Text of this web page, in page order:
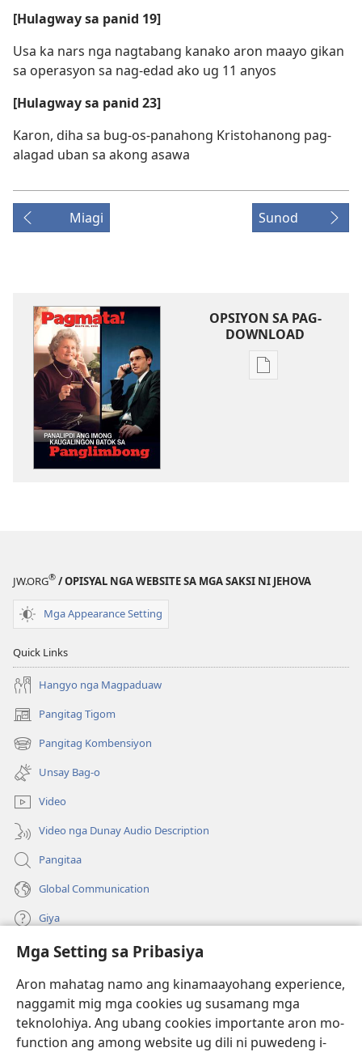
Mga Setting sa Pribasiya
Aron mahatag namo ang kinamaayohang experience,
naggamit mig mga cookies ug susamang mga
teknolohiya. Ang ubang cookies importante aron mo-
function ang among website ug dili ni puwedeng i-
[Hulagway sa panid 19]
Usa ka nars nga nagtabang kanako aron maayo gikan
sa operasyon sa nag-edad ako ug 11 anyos
[Hulagway sa panid 23]
Karon, diha sa bug-os-panahong Kristohanong pag-
alagad uban sa akong asawa
Miagi Sunod
OPSIYON SA PAG-
DOWNLOAD
Opsiyon
JW.ORG® / OPISYAL NGA WEBSITE SA MGA SAKSI NI JEHOVA
Mga Appearance Setting
Quick Links
Hangyo nga Magpaduaw
Pangitag Tigom
(mo-
open
ug
bag-
ong
window)
Pangitag Kombensiyon
(mo-
open
ug
bag-
ong
window)
Unsay Bag-o
Video
Video nga Dunay Audio Description
Pangitaa
Global Communication
Giya
Donasyon
(mo-
open
bag-
ong
window)
Watchtower ONLINE NGA LIBRARYA
(mo-
open
ug
JW Hub
(mo-